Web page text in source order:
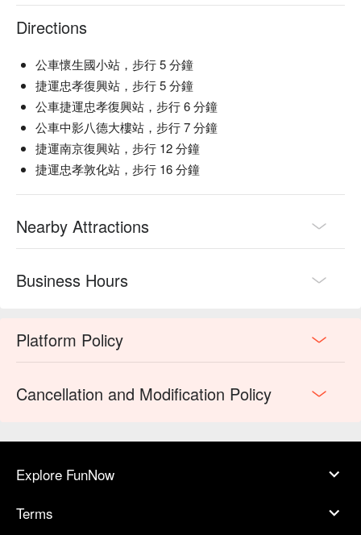
Directions
公車懷生國小站，步行 5 分鐘
捷運忠孝復興站，步行 5 分鐘
公車捷運忠孝復興站，步行 6 分鐘
公車中影八德大樓站，步行 7 分鐘
捷運南京復興站，步行 12 分鐘
捷運忠孝敦化站，步行 16 分鐘
Nearby Attractions
Business Hours
Platform Policy
Cancellation and Modification Policy
Explore FunNow
Terms